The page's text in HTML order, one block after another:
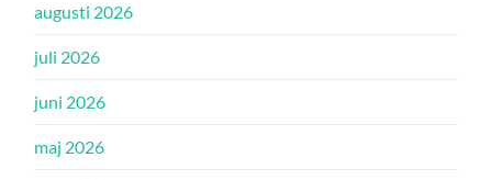
augusti 2026
juli 2026
juni 2026
maj 2026